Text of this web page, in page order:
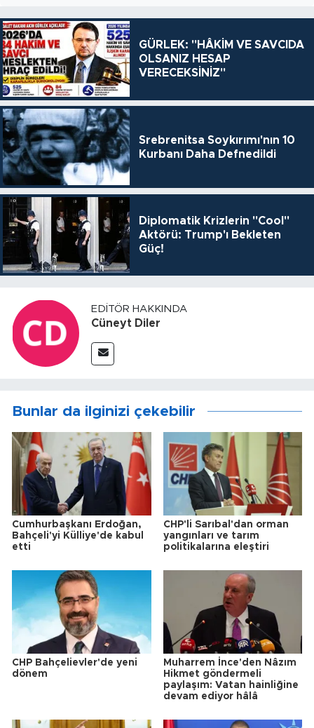
GÜRLEK: "HÂKİM VE SAVCIDA
OLSANIZ HESAP
VERECEKSİNİZ"
Srebrenitsa Soykırımı'nın 10
Kurbanı Daha Defnedildi
Diplomatik Krizlerin "Cool"
Aktörü: Trump'ı Bekleten
Güç!
EDITÖR HAKKINDA
Cüneyt Diler
Bunlar da ilginizi çekebilir
Cumhurbaşkanı Erdoğan,
Bahçeli'yi Külliye'de kabul
etti
CHP'li Sarıbal'dan orman
yangınları ve tarım
politikalarına eleştiri
CHP Bahçelievler'de yeni
dönem
Muharrem İnce'den Nâzım
Hikmet göndermeli
paylaşım: Vatan hainliğine
devam ediyor hâlâ